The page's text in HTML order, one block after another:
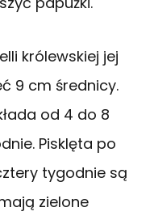
królewskiej jej
9 cm średnicy.
od 4 do 8
Pisklęta po
tygodnie są
zielone